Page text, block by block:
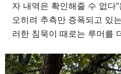
자 내역은 확인해줄 수 없다
오히려 추측만 증폭되고 있
러한 침묵이 때로는 루머를